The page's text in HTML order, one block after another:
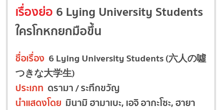
เรื่องย่อ 6 Lying University Students
ใครโกหกยกมือขึ้น
ชื่อเรื่อง 6 Lying University Students (六人の噓
つきな大学生)
ประเภท ดรามา / ระทึกขวัญ
นำแสดงโดย มินามิ ฮามาเบะ, เอจิ อากะโซะ, ฮายา